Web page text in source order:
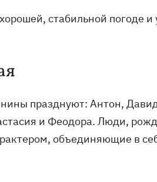
стабильной погоде и
празднуют: Антон,
и Феодора. Люди,
объединяющие в